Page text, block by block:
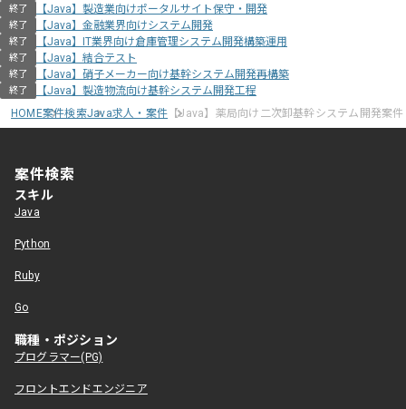
終了 【Java】製造業向けポータルサイト保守・開発
終了 【Java】金融業界向けシステム開発
終了 【Java】IT業界向け倉庫管理システム開発構築運用
終了 【Java】結合テスト
終了 【Java】硝子メーカー向け基幹システム開発再構築
終了
【Java】製造物流向け基幹システム開発工程
HOME案件検索Java求人・案件 【Java】薬局向け二次卸基幹システム開発案件
案件検索
スキル
Java
Python
Ruby
Go
職種・ポジション
プログラマー(PG)
フロントエンドエンジニア